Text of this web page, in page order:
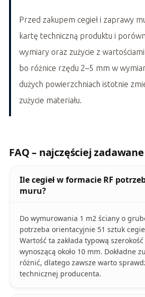
Przed zakupem cegieł i zaprawy
kartę techniczną produktu i
wymiary oraz zużycie z
bo różnice rzędu 2–5 mm w
dużych powierzchniach istotnie
zużycie materiału.
FAQ – najczęściej
Ile cegieł w formacie RF
muru?
Do wymurowania 1 m2 ściany o
potrzeba orientacyjnie 51 sztuk
Wartość ta zakłada typową
wynoszącą około 10 mm. Dokładne
różnić, dlatego zawsze warto
technicznej producenta.